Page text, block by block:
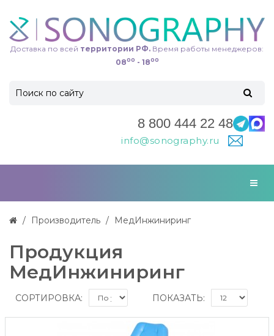
Доставка по всей территории РФ. Время работы менеджеров:
0800 - 1800
8 800 444 22 48
info@sonography.ru
Производитель МедИнжиниринг
Продукция
МедИнжиниринг
СОРТИРОВКА: ПОКАЗАТЬ: